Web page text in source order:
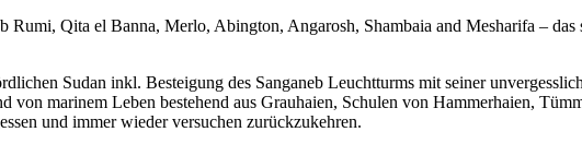
Rumi, Qita el Banna, Merlo, Abington, Angarosh, Shambaia and Mesharifa –
Sudan inkl. Besteigung des Sanganeb Leuchtturms mit seiner
von marinem Leben bestehend aus Grauhaien, Schulen von Hammerhaien,
und immer wieder versuchen zurückzukehren.